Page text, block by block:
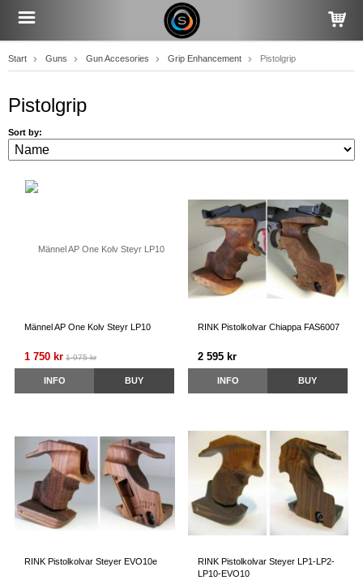
Start Guns Gun Accesories Grip Enhancement Pistolgrip
Pistolgrip
Sort by:
Männel AP One Kolv Steyr LP10
1 750 kr 1 975 kr
INFO BUY
RINK Pistolkolvar Chiappa FAS6007
2 595 kr
INFO BUY
RINK Pistolkolvar Steyer EVO10e
RINK Pistolkolvar Steyer LP1-LP2-
LP10-EVO10